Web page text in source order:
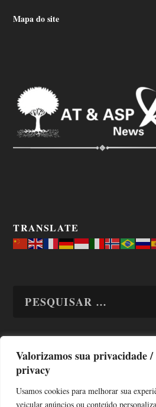
Valorizamos sua privacidade
privacy
Usamos cookies para melhorar sua
veicular anúncios ou conteúdo
Mapa do site
TRANSLATE
TODAS OS ASSUNTOS